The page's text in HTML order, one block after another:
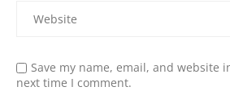
Save my name, email, and website
next time I comment.